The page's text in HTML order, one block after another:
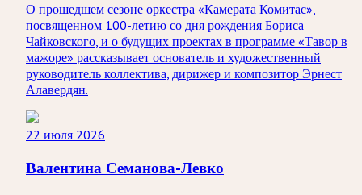
О прошедшем сезоне оркестра «Камерата Комитас»,
посвященном 100-летию со дня рождения Бориса
Чайковского, и о будущих проектах в программе «Тавор в
мажоре» рассказывает основатель и художественный
руководитель коллектива, дирижер и композитор Эрнест
Алавердян.
22 июля 2026
Валентина Семанова-Левко